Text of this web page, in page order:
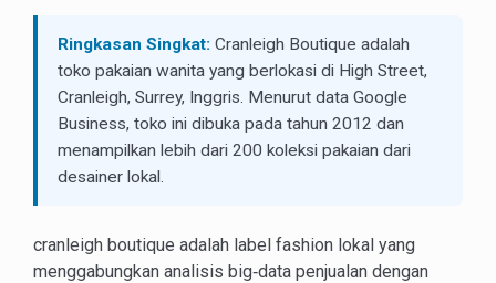
Ringkasan Singkat: Cranleigh Boutique adalah
toko pakaian wanita yang berlokasi di High Street,
Cranleigh, Surrey, Inggris. Menurut data Google
Business, toko ini dibuka pada tahun 2012 dan
menampilkan lebih dari 200 koleksi pakaian dari
desainer lokal.
cranleigh boutique adalah label fashion lokal yang
menggabungkan analisis big‑data penjualan dengan